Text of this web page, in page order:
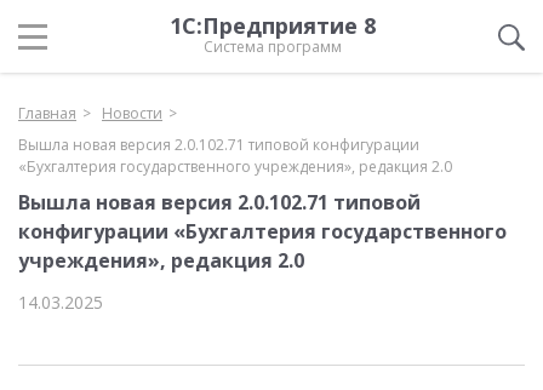
1С:Предприятие 8
Система программ
Главная
Новости
Вышла новая версия 2.0.102.71 типовой конфигурации
«Бухгалтерия государственного учреждения», редакция 2.0
Вышла новая версия 2.0.102.71 типовой
конфигурации «Бухгалтерия государственного
учреждения», редакция 2.0
14.03.2025